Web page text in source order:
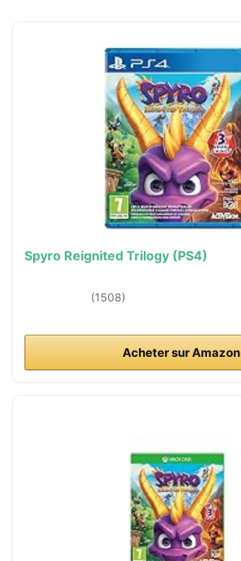
Spyro Reignited Trilogy (PS4)
(1508)
Acheter sur Amazon